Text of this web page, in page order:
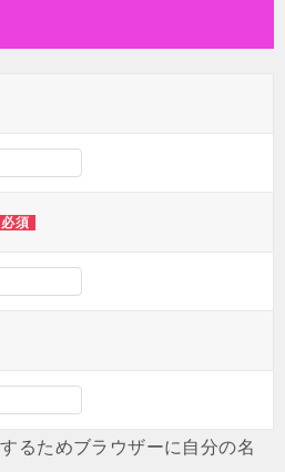
必須
るためブラウザーに自分の名